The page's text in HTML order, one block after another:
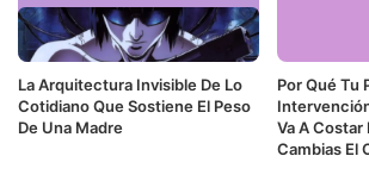
La Arquitectura Invisible De Lo
Cotidiano Que Sostiene El Peso
De Una Madre
Por Qué Tu
Va A Costar
Cambias El